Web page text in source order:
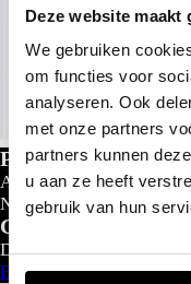
Deze website maakt
We gebruiken
om functies voor
analyseren. Ook
met onze partners
partners kunnen
u aan ze heeft
gebruik van hun
Private lease
Al gedacht aan private
Nu al vanaf€299- p/m
Configureer nu
Direct leverbaar
Bekijk aanbod